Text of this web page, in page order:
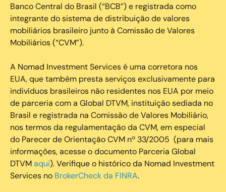
Banco Central do Brasil (“BCB”) e registrada como
integrante do sistema de distribuição de valores
mobiliários brasileiro junto à Comissão de Valores
Mobiliários (“CVM”).
‍A Nomad Investment Services é uma corretora nos
EUA, que também presta serviços exclusivamente para
indivíduos brasileiros não residentes nos EUA por meio
de parceria com a Global DTVM, instituição sediada no
Brasil e registrada na Comissão de Valores Mobiliário,
nos termos da regulamentação da CVM, em especial
do Parecer de Orientação CVM nº 33/2005 (para mais
informações, acesse o documento Parceria Global
DTVMaqui). Verifique o histórico da Nomad Investment
Services no BrokerCheck da FINRA.